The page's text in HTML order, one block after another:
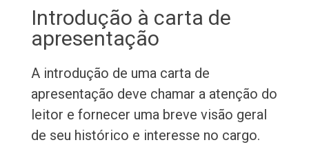
Introdução à carta de
apresentação
A introdução de uma carta de
apresentação deve chamar a atenção do
leitor e fornecer uma breve visão geral
de seu histórico e interesse no cargo.